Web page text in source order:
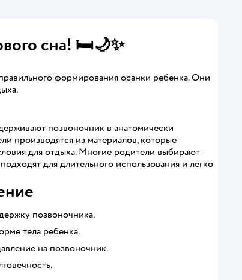
сна! 🛏️🌙✨
формирования осанки ребенка. Они
позвоночник в анатомически
производятся из материалов, которые
для отдыха. Многие родители выбирают
для длительного использования и легко
позвоночника.
тела ребенка.
на позвоночник.